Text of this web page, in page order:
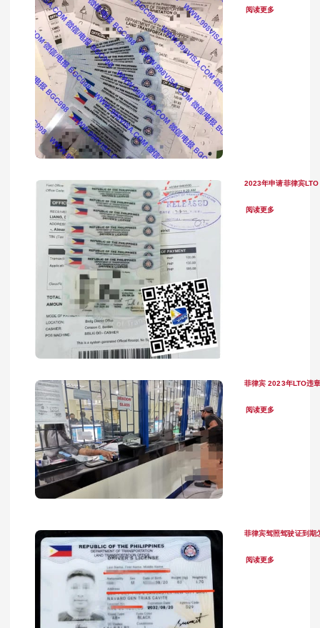
阅读更多
2023年申请菲律宾
阅读更多
菲律宾 2023年LTO违
阅读更多
菲律宾驾照驾驶证到期
阅读更多